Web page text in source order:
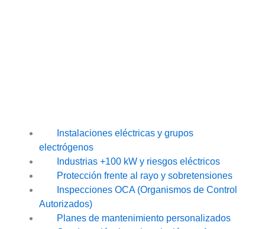
Instalaciones eléctricas y grupos
electrógenos
Industrias +100 kW y riesgos eléctricos
Protección frente al rayo y sobretensiones
Inspecciones OCA (Organismos de Control
Autorizados)
Planes de mantenimiento personalizados